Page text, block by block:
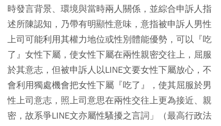
時發言背景、環境與當時兩人關係，並綜合申訴人指
述所陳認知，乃帶有明顯性意味，意指被申訴人男性
上司可能利用其權力地位或性別體能優勢，可以『吃
了』女性下屬，使女性下屬在兩性親密交往上，屈服
於其意志，但被申訴人以LINE文要女性下屬放心，不
會利用獨處機會把女性下屬『吃了』，使其屈服於男
性上司意志，照上司意思在兩性交往上更為接近、親
密，故系爭LINE文亦屬性騷擾之言詞」（最高行政法